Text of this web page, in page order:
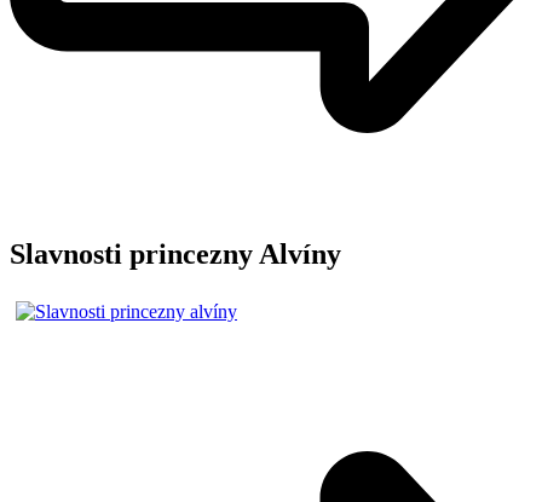
Slavnosti princezny Alvíny